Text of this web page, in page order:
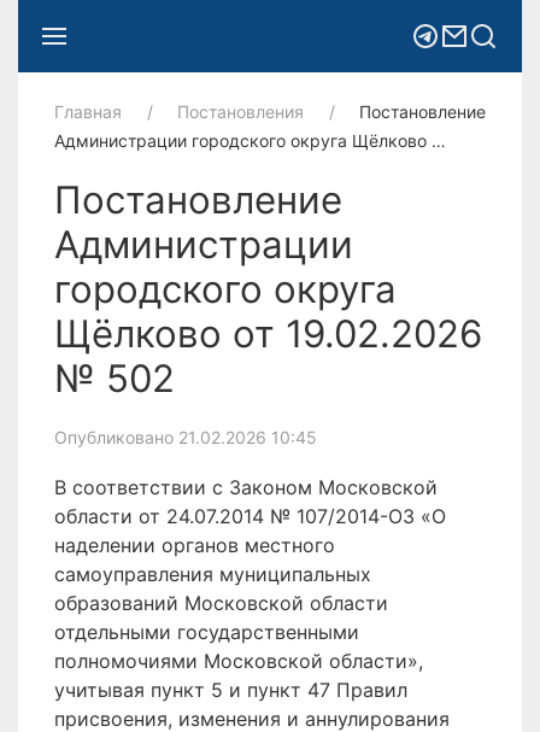
Главная Постановления
Постановление
Администрации городского округа Щёлково …
Постановление
Администрации
городского округа
Щёлково от 19.02.2026
№ 502
Опубликовано 21.02.2026 10:45
В соответствии с Законом Московской
области от 24.07.2014 № 107/2014-ОЗ «О
наделении органов местного
самоуправления муниципальных
образований Московской области
отдельными государственными
полномочиями Московской области»,
учитывая пункт 5 и пункт 47 Правил
присвоения, изменения и аннулирования